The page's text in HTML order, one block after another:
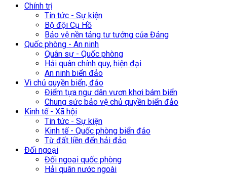
Chính trị
Tin tức - Sự kiện
Bộ đội Cụ Hồ
Bảo vệ nền tảng tư tưởng của Đảng
Quốc phòng - An ninh
Quân sự - Quốc phòng
Hải quân chính quy, hiện đại
An ninh biển đảo
Vì chủ quyền biển, đảo
Điểm tựa ngư dân vươn khơi bám biển
Chung sức bảo vệ chủ quyền biển đảo
Kinh tế - Xã hội
Tin tức - Sự kiện
Kinh tế - Quốc phòng biển đảo
Từ đất liền đến hải đảo
Đối ngoại
Đối ngoại quốc phòng
Hải quân nước ngoài